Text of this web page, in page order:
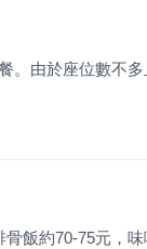
。由於座位數不
飯約70-75元，